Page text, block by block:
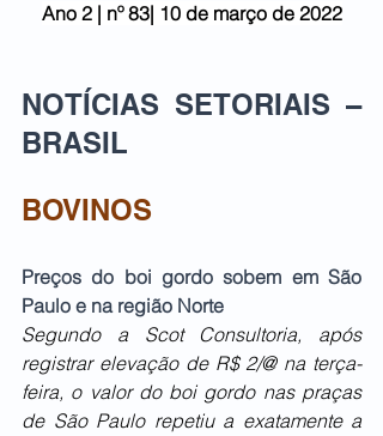
Ano 2 | nº 83| 10 de março de 2022
NOTÍCIAS SETORIAIS –
BRASIL
BOVINOS
Preços do boi gordo sobem em São
Paulo e na região Norte
Segundo a Scot Consultoria, após
registrar elevação de R$ 2/@ na terça-
feira, o valor do boi gordo nas praças
de São Paulo repetiu a exatamente a